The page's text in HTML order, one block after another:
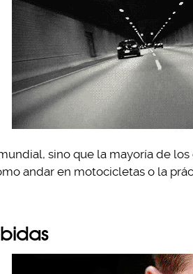
sino que la mayoría de
andar en motocicletas o la